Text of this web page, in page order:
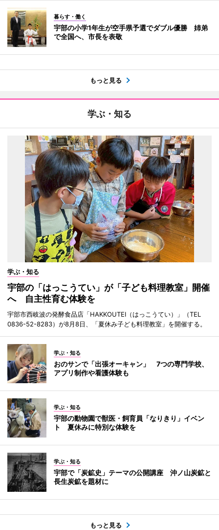
暮らす・働く
宇部の小学1年生が空手県予選でダブル優勝 姉弟
で全国へ、市長を表敬
もっと見る
学ぶ・知る
学ぶ・知る
宇部の「はっこうてい」が「子ども料理教室」開催
へ 自主性育む体験を
宇部市西岐波の発酵食品店「HAKKOUTEI（はっこうてい）」（TEL
0836-52-8283）が8月8日、「夏休み子ども料理教室」を開催する。
学ぶ・知る
おのサンで「出張オーキャン」 7つの専門学校、
アプリ制作や看護体験も
学ぶ・知る
宇部の動物園で獣医・飼育員「なりきり」イベン
ト 夏休みに特別な体験を
学ぶ・知る
宇部で「炭鉱史」テーマの公開講座 沖ノ山炭鉱と
長生炭鉱を題材に
もっと見る